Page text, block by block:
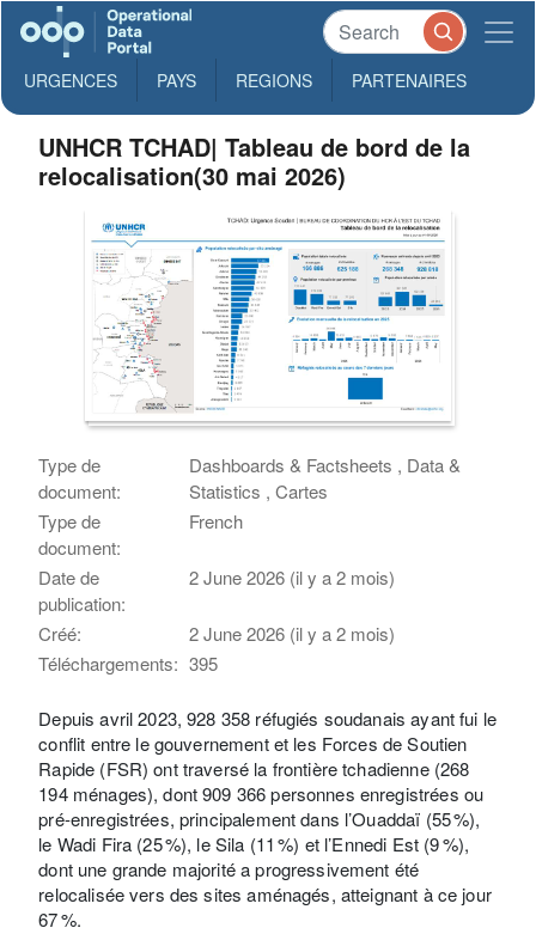
URGENCES PAYS REGIONS PARTENAIRES
UNHCR TCHAD| Tableau de bord de la
relocalisation(30 mai 2026)
Type de
document:
Dashboards & Factsheets , Data &
Statistics , Cartes
Type de
document:
French
Date de
publication:
2 June 2026 (il y a 2 mois)
Créé:
2 June 2026 (il y a 2 mois)
Téléchargements: 395
Depuis avril 2023, 928 358 réfugiés soudanais ayant fui le
conflit entre le gouvernement et les Forces de Soutien
Rapide (FSR) ont traversé la frontière tchadienne (268
194 ménages), dont 909 366 personnes enregistrées ou
pré-enregistrées, principalement dans l’Ouaddaï (55 %),
le Wadi Fira (25 %), le Sila (11 %) et l’Ennedi Est (9 %),
dont une grande majorité a progressivement été
relocalisée vers des sites aménagés, atteignant à ce jour
67 %.